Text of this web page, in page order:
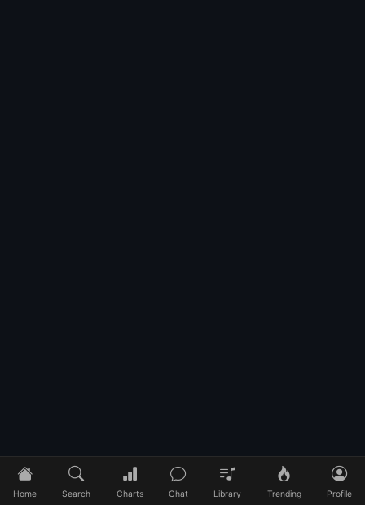
Home Search Charts Chat Library Trending Profile